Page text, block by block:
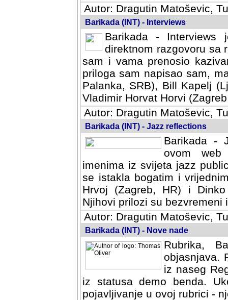
Autor: Dragutin Matoševic,
Barikada (INT) - Interviews
Barikada -
direktnom razgovoru sa
sam i vama prenosio
priloga sam napisao sam,
Palanka, SRB), Bill Kapelj
Vladimir Horvat Horvi
Autor: Dragutin Matoševic,
Barikada (INT) - Jazz reflections
Barikada -
ovom web
imenima iz svijeta jazz
se istakla bogatim i
Hrvoj (Zagreb, HR) i
Njihovi prilozi su bezvremeni
Autor: Dragutin Matoševic,
Barikada (INT) - Nove nade
Rubrika,
objasnjava.
iz naseg
iz statusa demo benda.
pojavljivanje u ovoj rubrici -